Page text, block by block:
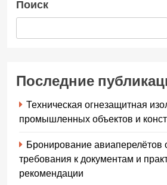
Поиск
Последние
Техническая огнезащитная
промышленных объектов и
Бронирование авиаперелётов
требования к документам и
рекомендации